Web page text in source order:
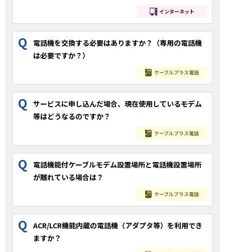
インターネット
Q
電話機を交換する必要はありますか？（専用の電話機
は必要ですか？）
ケーブルプラス電話
Q
サービスに申し込んだ場合、現在使用しているモデム
等はどうなるのですか？
ケーブルプラス電話
Q
電話機能付ケーブルモデム設置場所と電話機設置場所
が離れている場合は？
ケーブルプラス電話
Q
ACR/LCR機能内蔵の電話機（アダプタ等）を利用でき
ますか？